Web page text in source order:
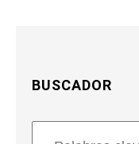
BUSCADOR